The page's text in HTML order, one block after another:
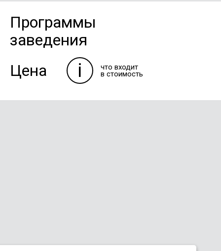
Программы
заведения
Цена
i что входит
в стоимость